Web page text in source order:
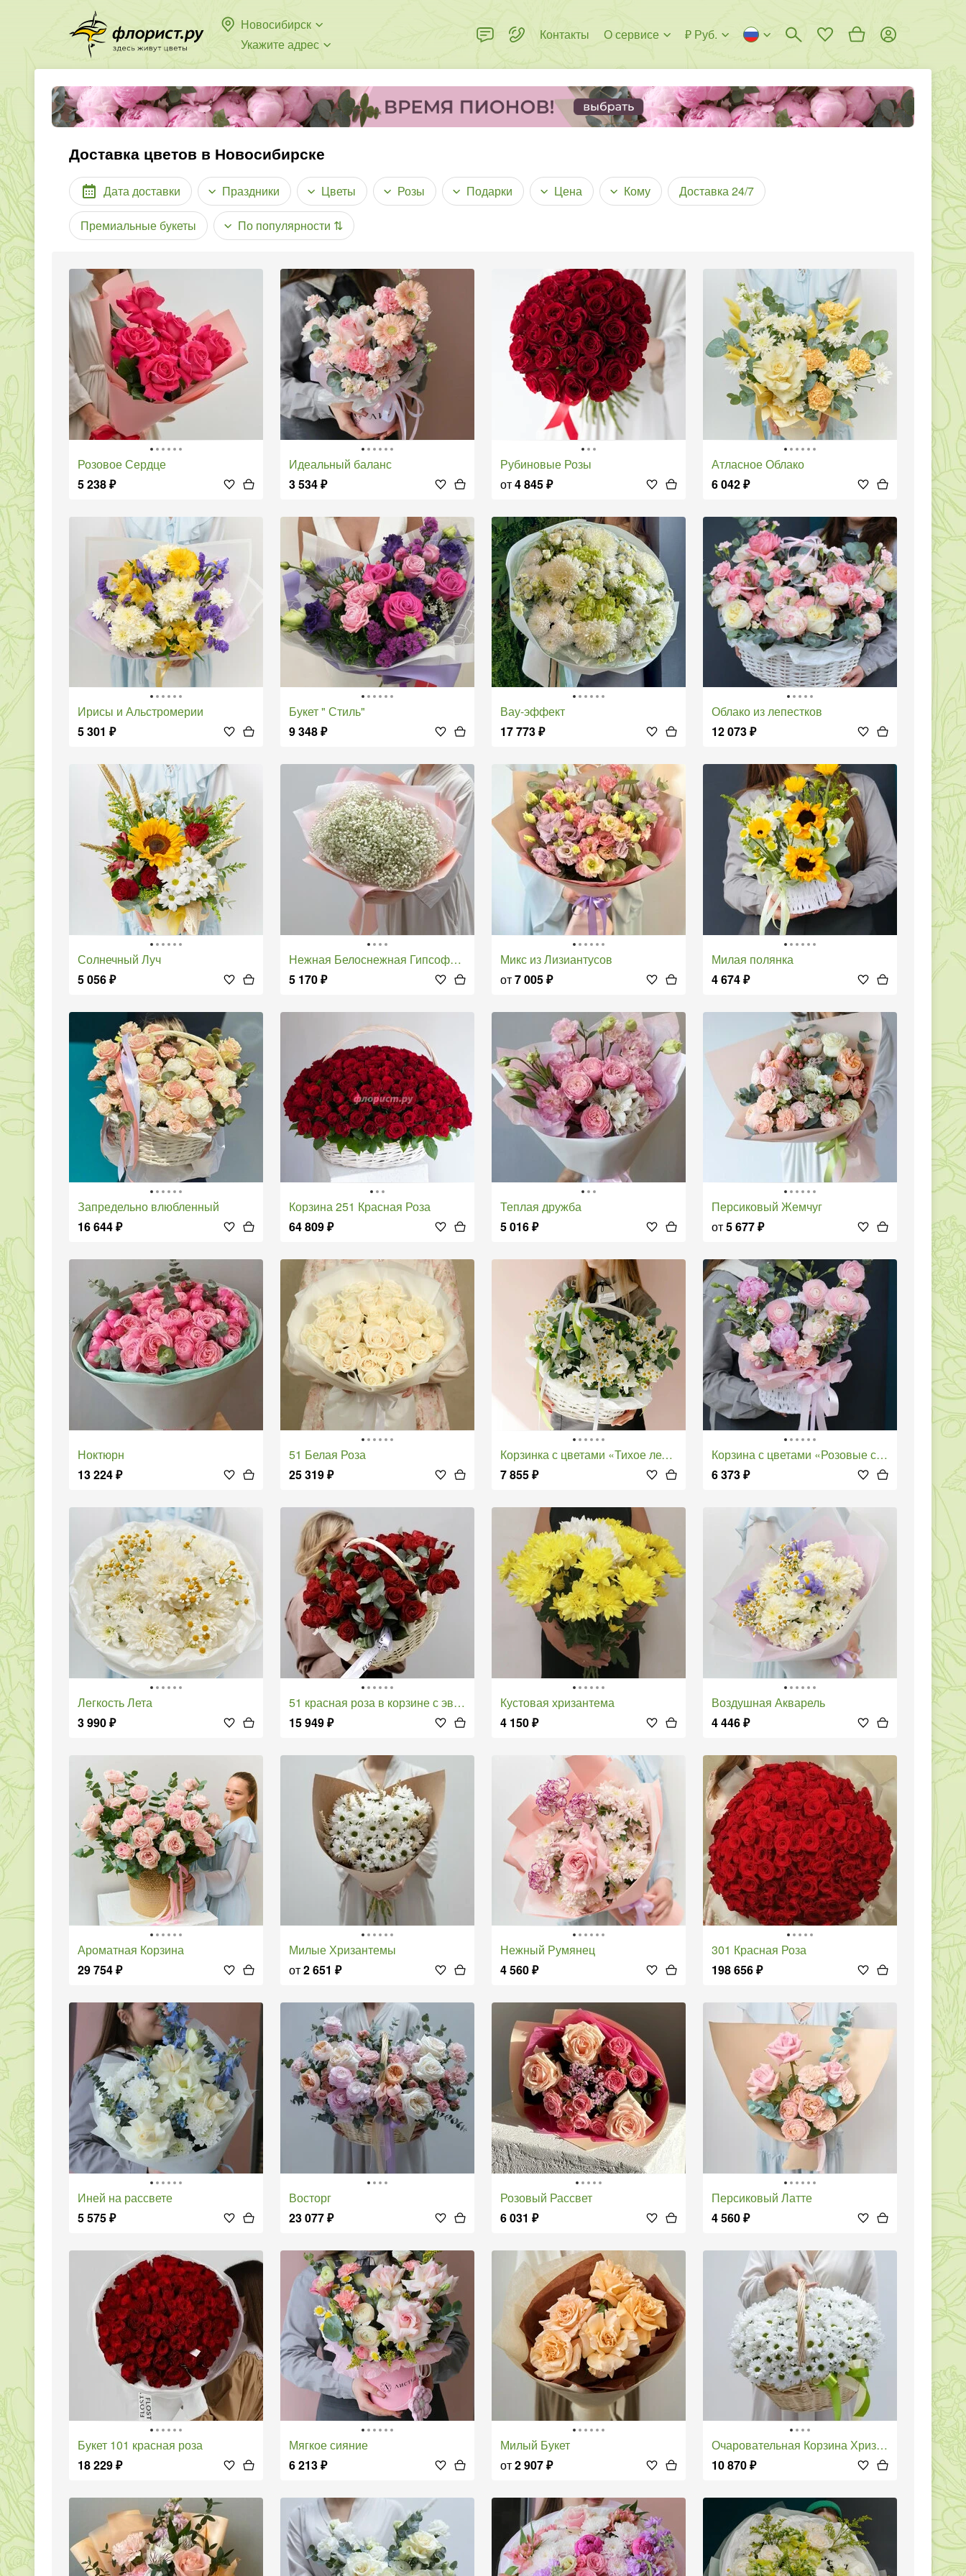
Новосибирск
Укажите адрес
Контакты О сервисе ₽ Руб.
Доставка цветов в Новосибирске
Дата доставки Праздники Цветы Розы Подарки Цена Кому Доставка 24/7
Премиальные букеты По популярности ⇅
Розовое Сердце
5 238₽
Идеальный баланс
3 534₽
Рубиновые Розы
от4 845₽
Атласное Облако
6 042₽
Ирисы и Альстромерии
5 301 ₽
Букет " Стиль"
9 348₽
Вау-эффект
17 773₽
Облако из лепестков
12 073₽
Солнечный Луч
5 056₽
Нежная Белоснежная Гипсофила
5 170₽
Микс из Лизиантусов
от7 005₽
Милая полянка
4 674₽
Запредельно влюбленный
16 644₽
Корзина 251 Красная Роза
64 809₽
Теплая дружба
5 016₽
Персиковый Жемчуг
от5 677₽
Ноктюрн
13 224₽
51 Белая Роза
25 319₽
Корзинка с цветами «Тихое лето»
7 855₽
Корзина с цветами «Розовые сны»
6 373₽
Легкость Лета
3 990₽
51 красная роза в корзине с эвкалиптом
15 949₽
Кустовая хризантема
4 150₽
Воздушная Акварель
4 446₽
Ароматная Корзина
29 754₽
Милые Хризантемы
от2 651 ₽
Нежный Румянец
4 560₽
301 Красная Роза
198 656₽
Иней на рассвете
5 575₽
Восторг
23 077₽
Розовый Рассвет
6 031 ₽
Персиковый Латте
4 560₽
Букет 101 красная роза
18 229₽
Мягкое сияние
6 213₽
Милый Букет
от2 907₽
Очаровательная Корзина Хризантем
10 870₽